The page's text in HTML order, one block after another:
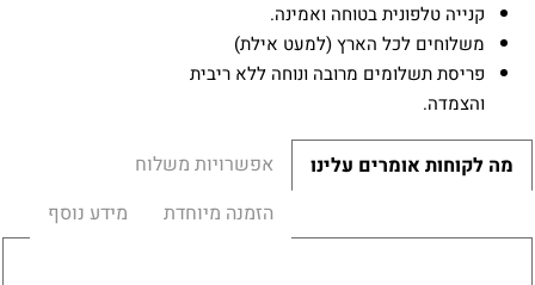
קנייה טלפונית בטוחה ואמינה.
משלוחים לכל הארץ (למעט אילת)
פריסת תשלומים מרובה ונוחה ללא ריבית
והצמדה.
מה לקוחות אומרים עלינו
אפשרויות משלוח
הזמנה מיוחדת
מידע נוסף